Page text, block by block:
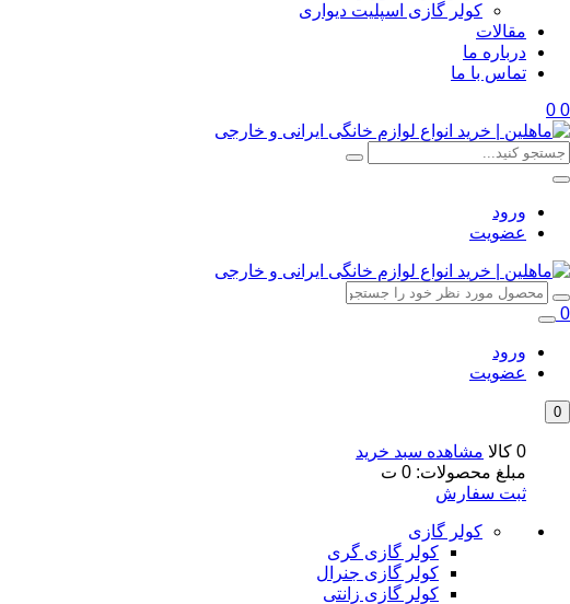
کولر گازی اسپلیت دیواری
مقالات
درباره ما
تماس با ما
0
0
ورود
عضویت
0
ورود
عضویت
0
0 کالا
مشاهده سبد خرید
مبلغ محصولات: 0 ت
ثبت سفارش
کولر گازی
کولر گازی گری
کولر گازی جنرال
کولر گازی زانتی